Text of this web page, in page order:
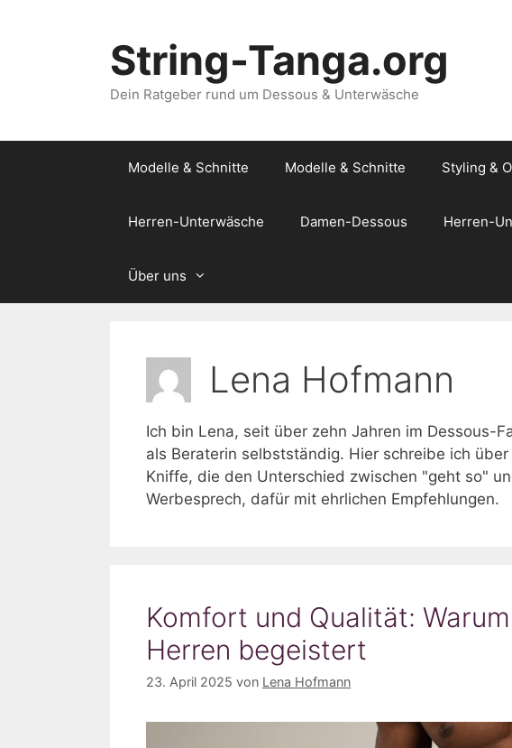
String-Tanga.org
Dein Ratgeber rund um Dessous & Unterwäsche
Modelle & Schnitte Modelle & Schnitte Styling &
Herren-Unterwäsche Damen-Dessous Herren-
Über uns
Lena Hofmann
Ich bin Lena, seit über zehn Jahren im Dessous-
als Beraterin selbstständig. Hier schreibe ich
Kniffe, die den Unterschied zwischen "geht so"
Werbesprech, dafür mit ehrlichen Empfehlungen.
Komfort und Qualität:
Herren begeistert
23. April 2025 von Lena Hofmann